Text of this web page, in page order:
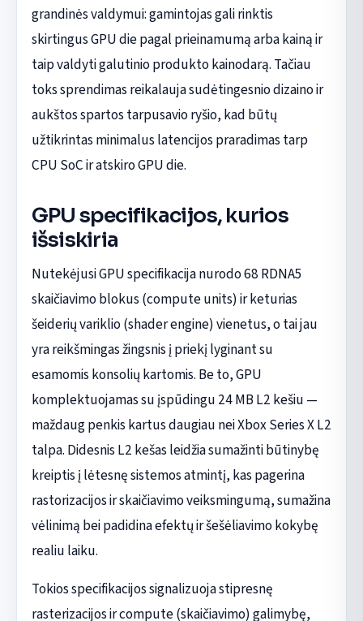
grandinės valdymui: gamintojas gali rinktis
skirtingus GPU die pagal prieinamumą arba kainą ir
taip valdyti galutinio produkto kainodarą. Tačiau
toks sprendimas reikalauja sudėtingesnio dizaino ir
aukštos spartos tarpusavio ryšio, kad būtų
užtikrintas minimalus latencijos praradimas tarp
CPU SoC ir atskiro GPU die.
GPU specifikacijos, kurios
išsiskiria
Nutekėjusi GPU specifikacija nurodo 68 RDNA5
skaičiavimo blokus (compute units) ir keturias
šeiderių variklio (shader engine) vienetus, o tai jau
yra reikšmingas žingsnis į priekį lyginant su
esamomis konsolių kartomis. Be to, GPU
komplektuojamas su įspūdingu 24 MB L2 kešiu —
maždaug penkis kartus daugiau nei Xbox Series X L2
talpa. Didesnis L2 kešas leidžia sumažinti būtinybę
kreiptis į lėtesnę sistemos atmintį, kas pagerina
rastorizacijos ir skaičiavimo veiksmingumą, sumažina
vėlinimą bei padidina efektų ir šešėliavimo kokybę
realiu laiku.
Tokios specifikacijos signalizuoja stipresnę
rasterizacijos ir compute (skaičiavimo) galimybę,